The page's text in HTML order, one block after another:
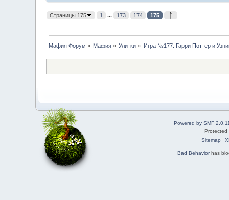
Страницы 175 1 ... 173 174 175
Мафия Форум » Мафия » Улитки » Игра №177: Гарри Поттер и
Powered by SMF
Sitemap
Bad Behaviorhas